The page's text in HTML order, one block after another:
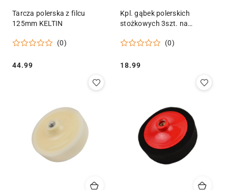
Tarcza polerska z filcu
125mm KELTIN
(0)
Cena:
44.99
Kpl. gąbek polerskich
stożkowych 3szt. na
(0)
Cena:
18.99